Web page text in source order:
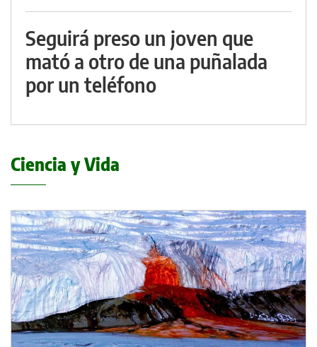
Seguirá preso un joven que
mató a otro de una puñalada
por un teléfono
Ciencia y Vida